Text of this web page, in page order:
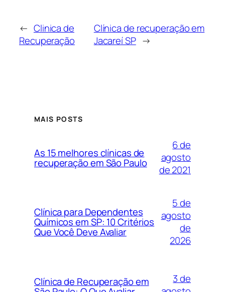
← Clinica de
Recuperação
Clínica de recuperação em
Jacareí SP →
MAIS POSTS
As 15 melhores clínicas de
recuperação em São Paulo
6 de
agosto
de 2021
Clínica para Dependentes
Químicos em SP: 10 Critérios
Que Você Deve Avaliar
5 de
agosto
de
2026
Clínica de Recuperação em
3 de